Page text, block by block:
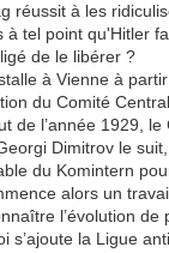
réussit à les
à tel point qu'Hitler
de le libérer ?
à Vienne à
du Comité
de l’année 1929,
Dimitrov le
du Komintern
alors un
l’évolution de
s’ajoute la Ligue